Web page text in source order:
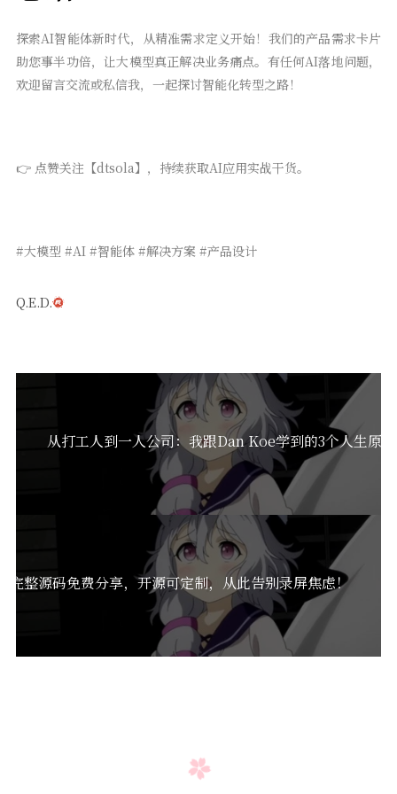
探索AI智能体新时代，从精准需求定义开始！我们的产品需求卡片
助您事半功倍，让大模型真正解决业务痛点。有任何AI落地问题，
欢迎留言交流或私信我，一起探讨智能化转型之路！
👉 点赞关注【dtsola】，持续获取AI应用实战干货。
#大模型 #AI #智能体 #解决方案 #产品设计
Q.E.D.
从打工人到一人公司：我跟Dan Koe学到的3个人生原则
整源码免费分享，开源可定制，从此告别录屏焦虑！